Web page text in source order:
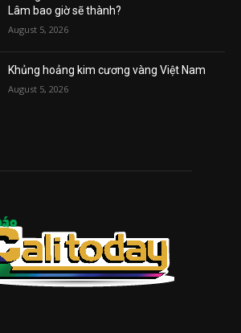
Lâm bao giờ sẽ thành?
August 5, 2026
Khủng hoảng kim cương vàng Việt Nam
August 5, 2026